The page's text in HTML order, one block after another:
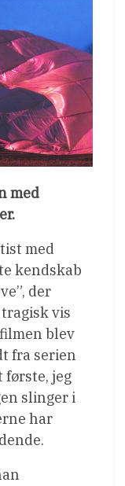
med
med
kendskab
der
vis
blev
fra serien
første, jeg
slinger i
har